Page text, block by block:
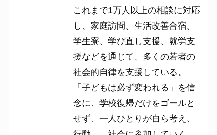
これまで1万人以上の相談に対応
し、家庭訪問、生活改善合宿、
学生寮、学び直し支援、就労支
援などを通じて、多くの若者の
社会的自律を支援している。
「子どもは必ず変われる」を信
念に、学校復帰だけをゴールと
せず、一人ひとりが自ら考え、